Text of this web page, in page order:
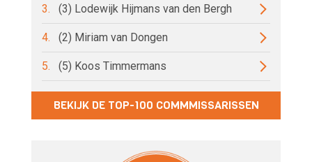
3. (3) Lodewijk Hijmans van den Bergh
4. (2) Miriam van Dongen
5. (5) Koos Timmermans
BEKIJK DE TOP-100 COMMMISSARISSEN